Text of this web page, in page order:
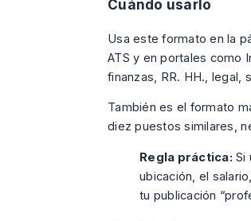
Cuándo usarlo
Usa este formato en la
ATS y en portales como
finanzas, RR. HH., legal,
También es el formato
diez puestos similares,
Regla práctica: Si
ubicación, el
tu publicación